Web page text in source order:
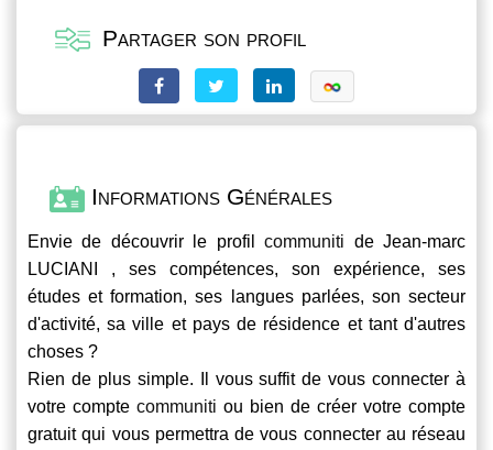
Partager son profil
Informations Générales
Envie de découvrir le profilcommuniti de Jean-marc
LUCIANI , ses compétences, son expérience, ses
études et formation, ses langues parlées, son secteur
d'activité, sa ville et pays de résidence et tant d'autres
choses ?
Rien de plus simple. Il vous suffit de vous connecter à
votre compte communiti ou bien de créer votre compte
gratuit qui vous permettra de vous connecter au réseau